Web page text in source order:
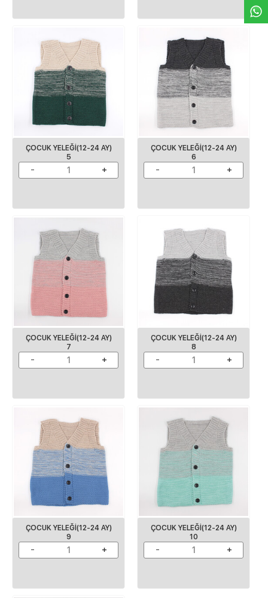
ÇOCUK YELEĞI(12-24 AY)
5
ÇOCUK YELEĞI(12-24 AY)
6
ÇOCUK YELEĞI(12-24 AY)
7
ÇOCUK YELEĞI(12-24 AY)
8
ÇOCUK YELEĞI(12-24 AY)
9
ÇOCUK YELEĞI(12-24 AY)
10